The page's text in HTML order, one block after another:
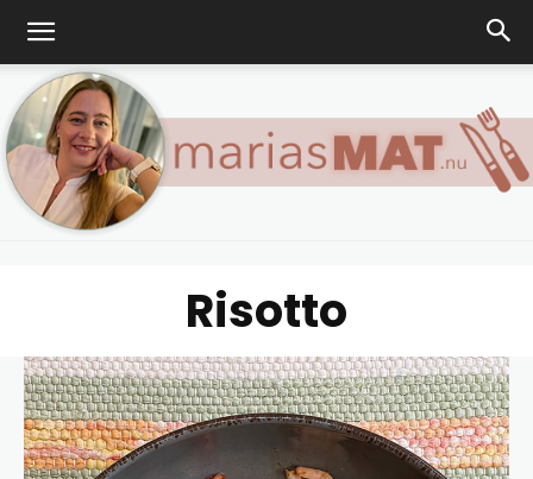
Marias
matblogg
Risotto